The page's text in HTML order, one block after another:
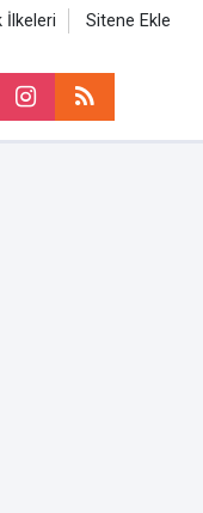
İlkeleri Sitene Ekle